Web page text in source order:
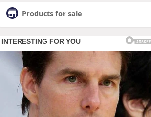
Products for sale